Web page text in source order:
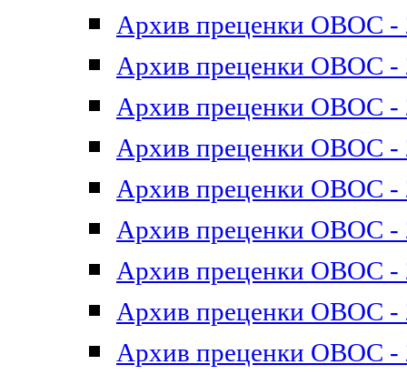
Архив преценки ОВОС -
Архив преценки ОВОС -
Архив преценки ОВОС -
Архив преценки ОВОС -
Архив преценки ОВОС -
Архив преценки ОВОС -
Архив преценки ОВОС -
Архив преценки ОВОС -
Архив преценки ОВОС -